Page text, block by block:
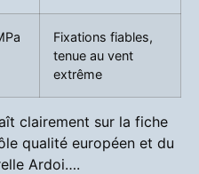
Fixations fiables,
tenue au vent
extrême
clairement sur la fiche
qualité européen et du
Ardoi….